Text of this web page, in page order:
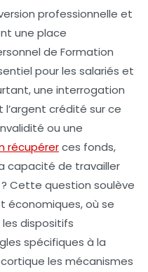
professionnelle et
une place
de Formation
pour les salariés et
une interrogation
crédité sur ce
ou une
récupérerces fonds,
capacité de travailler
Cette question soulève
économiques, où se
dispositifs
spécifiques à la
les mécanismes